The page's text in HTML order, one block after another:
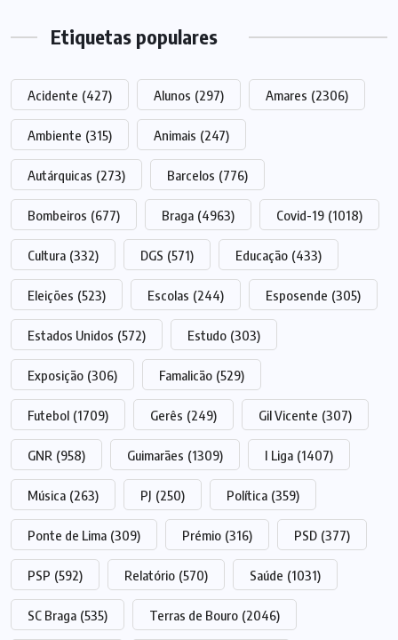
Etiquetas populares
Acidente (427) Alunos (297) Amares (2306)
Ambiente (315) Animais (247)
Autárquicas (273) Barcelos (776)
Bombeiros (677) Braga (4963) Covid-19 (1018)
Cultura (332) DGS (571) Educação (433)
Eleições (523) Escolas (244) Esposende (305)
Estados Unidos (572) Estudo (303)
Exposição (306) Famalicão (529)
Futebol (1709) Gerês (249) Gil Vicente (307)
GNR (958) Guimarães (1309) I Liga (1407)
Música (263) PJ (250) Política (359)
Ponte de Lima (309) Prémio (316) PSD (377)
PSP (592) Relatório (570) Saúde (1031)
SC Braga (535) Terras de Bouro (2046)